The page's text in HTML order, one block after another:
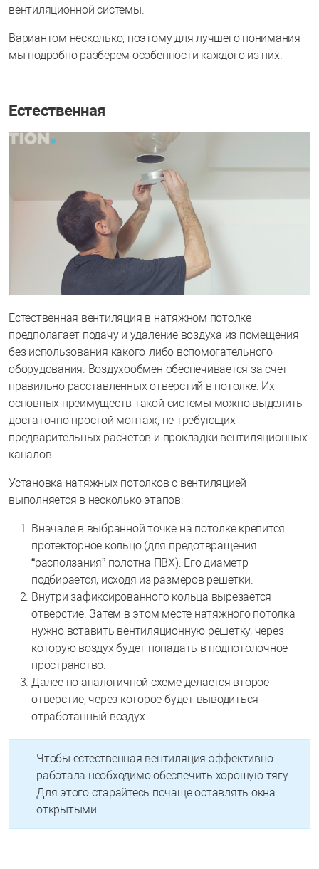
вентиляционной системы.
Вариантом несколько, поэтому для лучшего понимания
мы подробно разберем особенности каждого из них.
Естественная
Естественная вентиляция в натяжном потолке
предполагает подачу и удаление воздуха из помещения
без использования какого-либо вспомогательного
оборудования. Воздухообмен обеспечивается за счет
правильно расставленных отверстий в потолке. Их
основных преимуществ такой системы можно выделить
достаточно простой монтаж, не требующих
предварительных расчетов и прокладки вентиляционных
каналов.
Установка натяжных потолков с вентиляцией
выполняется в несколько этапов:
Вначале в выбранной точке на потолке крепится
протекторное кольцо (для предотвращения
“расползания” полотна ПВХ). Его диаметр
подбирается, исходя из размеров решетки.
Внутри зафиксированного кольца вырезается
отверстие. Затем в этом месте натяжного потолка
нужно вставить вентиляционную решетку, через
которую воздух будет попадать в подпотолочное
пространство.
Далее по аналогичной схеме делается второе
отверстие, через которое будет выводиться
отработанный воздух.
Чтобы естественная вентиляция эффективно
работала необходимо обеспечить хорошую тягу.
Для этого старайтесь почаще оставлять окна
открытыми.